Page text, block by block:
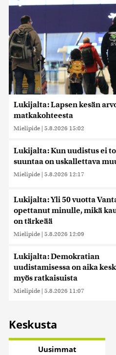
Lukijalta: Lapsen kesän
matkakohteesta
Mielipide | 5.8.2026 15:02
Lukijalta: Kun uudistus ei
suuntaa on uskallettava
Mielipide | 5.8.2026 12:17
Lukijalta: Yli 50 vuotta
opettanut minulle, mikä
on tärkeää
Mielipide | 5.8.2026 12:09
Lukijalta: Demokratian
uudistamisessa on aika
myös ratkaisuista
Mielipide | 5.8.2026 11:07
Keskusta
Uusimmat